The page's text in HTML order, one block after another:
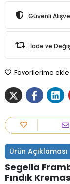
Güvenli
İade ve
Favorilerime ekle
Ürün Açıklaması
Segella
Fındık